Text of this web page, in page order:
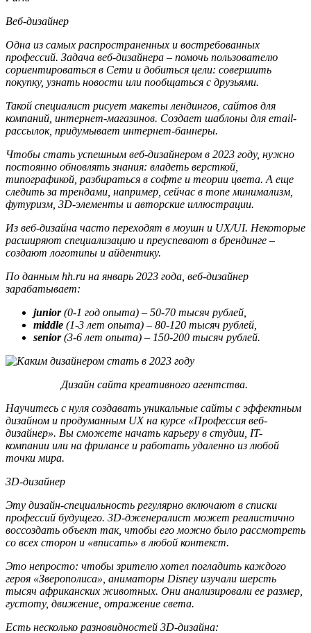
Веб-дизайнер
Одна из самых распространенных и востребованных
профессий. Задача веб-дизайнера – помочь пользователю
сориентироваться в Сети и добиться цели: совершить
покупку, узнать новости или пообщаться с друзьями.
Такой специалист рисует макеты лендингов, сайтов для
компаний, интернет-магазинов. Создает шаблоны для email-
рассылок, придумывает интернет-баннеры.
Чтобы стать успешным веб-дизайнером в 2023 году, нужно
постоянно обновлять знания: владеть версткой,
типографикой, разбираться в софте и теории цвета. А еще
следить за трендами, например, сейчас в топе минимализм,
футуризм, 3D-элементы и авторские иллюстрации.
Из веб-дизайна часто переходят в моушн и UX/UI. Некоторые
расширяют специализацию и преуспевают в брендинге –
создают логотипы и айдентику.
По данным hh.ru на январь 2023 года, веб-дизайнер
зарабатывает:
junior(0-1 год опыта) – 50-70 тысяч рублей,
middle (1-3 лет опыта) – 80-120 тысяч рублей,
senior(3-6 лет опыта) – 150-200 тысяч рублей.
Дизайн сайта креативного агентства.
Научитесь с нуля создавать уникальные сайты с эффектным
дизайном и продуманным UX на курсе «Профессия веб-
дизайнер». Вы сможете начать карьеру в студии, IT-
компании или на фрилансе и работать удаленно из любой
точки мира.
3D-дизайнер
Эту дизайн-специальность регулярно включают в списки
профессий будущего. 3D-дженералист может реалистично
воссоздать объект так, чтобы его можно было рассмотреть
со всех сторон и «вписать» в любой контекст.
Это непросто: чтобы зрителю хотел погладить каждого
героя «Зверополиса», аниматоры Disney изучали шерсть
тысяч африканских животных. Они анализировали ее размер,
густоту, движение, отражение света.
Есть несколько разновидностей 3D-дизайна: